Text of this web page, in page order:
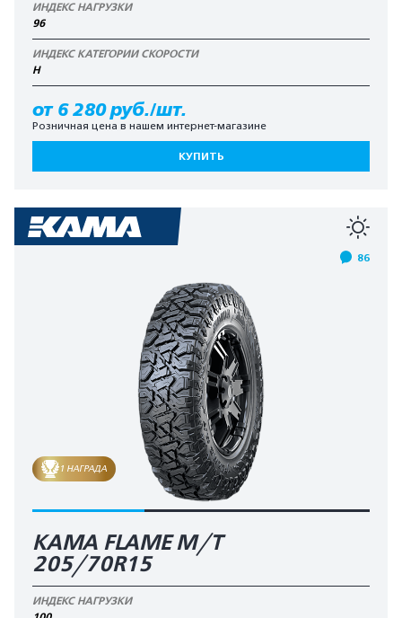
ИНДЕКС НАГРУЗКИ
96
ИНДЕКС КАТЕГОРИИ СКОРОСТИ
H
от 6 280 руб./шт.
Розничная цена в нашем интернет-магазине
КУПИТЬ
86
1 НАГРАДА
KAMA FLAME М/T
205/70R15
ИНДЕКС НАГРУЗКИ